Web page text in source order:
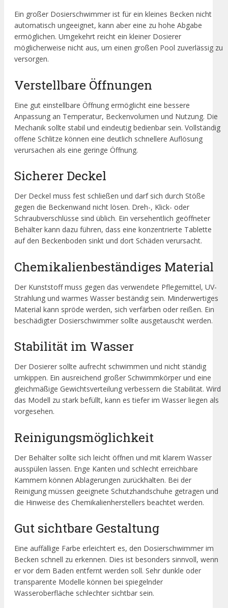
Ein großer Dosierschwimmer ist für ein kleines Becken nicht
automatisch ungeeignet, kann aber eine zu hohe Abgabe
ermöglichen. Umgekehrt reicht ein kleiner Dosierer
möglicherweise nicht aus, um einen großen Pool zuverlässig zu
versorgen.
Verstellbare Öffnungen
Eine gut einstellbare Öffnung ermöglicht eine bessere
Anpassung an Temperatur, Beckenvolumen und Nutzung. Die
Mechanik sollte stabil und eindeutig bedienbar sein. Vollständig
offene Schlitze können eine deutlich schnellere Auflösung
verursachen als eine geringe Öffnung.
Sicherer Deckel
Der Deckel muss fest schließen und darf sich durch Stöße
gegen die Beckenwand nicht lösen. Dreh-, Klick- oder
Schraubverschlüsse sind üblich. Ein versehentlich geöffneter
Behälter kann dazu führen, dass eine konzentrierte Tablette
auf den Beckenboden sinkt und dort Schäden verursacht.
Chemikalienbeständiges Material
Der Kunststoff muss gegen das verwendete Pflegemittel, UV-
Strahlung und warmes Wasser beständig sein. Minderwertiges
Material kann spröde werden, sich verfärben oder reißen. Ein
beschädigter Dosierschwimmer sollte ausgetauscht werden.
Stabilität im Wasser
Der Dosierer sollte aufrecht schwimmen und nicht ständig
umkippen. Ein ausreichend großer Schwimmkörper und eine
gleichmäßige Gewichtsverteilung verbessern die Stabilität. Wird
das Modell zu stark befüllt, kann es tiefer im Wasser liegen als
vorgesehen.
Reinigungsmöglichkeit
Der Behälter sollte sich leicht öffnen und mit klarem Wasser
ausspülen lassen. Enge Kanten und schlecht erreichbare
Kammern können Ablagerungen zurückhalten. Bei der
Reinigung müssen geeignete Schutzhandschuhe getragen und
die Hinweise des Chemikalienherstellers beachtet werden.
Gut sichtbare Gestaltung
Eine auffällige Farbe erleichtert es, den Dosierschwimmer im
Becken schnell zu erkennen. Dies ist besonders sinnvoll, wenn
er vor dem Baden entfernt werden soll. Sehr dunkle oder
transparente Modelle können bei spiegelnder
Wasseroberfläche schlechter sichtbar sein.